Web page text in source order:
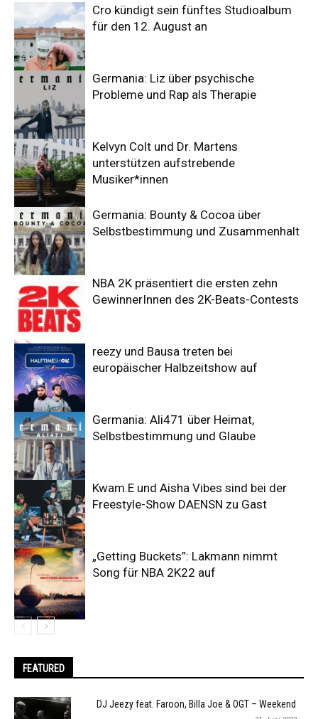
Cro kündigt sein fünftes Studioalbum
für den 12. August an
Germania: Liz über psychische
Probleme und Rap als Therapie
Kelvyn Colt und Dr. Martens
unterstützen aufstrebende
Musiker*innen
Germania: Bounty & Cocoa über
Selbstbestimmung und Zusammenhalt
NBA 2K präsentiert die ersten zehn
GewinnerInnen des 2K-Beats-Contests
reezy und Bausa treten bei
europäischer Halbzeitshow auf
Germania: Ali471 über Heimat,
Selbstbestimmung und Glaube
Kwam.E und Aisha Vibes sind bei der
Freestyle-Show DAENSN zu Gast
„Getting Buckets”: Lakmann nimmt
Song für NBA 2K22 auf
FEATURED
DJ Jeezy feat. Faroon, Billa Joe & OGT – Weekend